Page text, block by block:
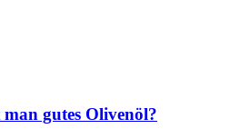
gutes Olivenöl?